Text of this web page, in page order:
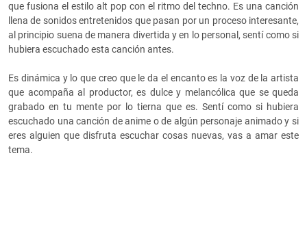
que fusiona el estilo alt pop con el ritmo del techno. Es una canción
llena de sonidos entretenidos que pasan por un proceso interesante,
al principio suena de manera divertida y en lo personal, sentí como si
hubiera escuchado esta canción antes.
Es dinámica y lo que creo que le da el encanto es la voz de la artista
que acompaña al productor, es dulce y melancólica que se queda
grabado en tu mente por lo tierna que es. Sentí como si hubiera
escuchado una canción de anime o de algún personaje animado y si
eres alguien que disfruta escuchar cosas nuevas, vas a amar este
tema.